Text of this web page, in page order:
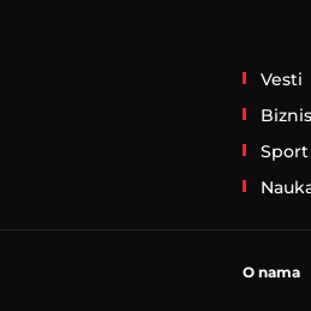
Vesti
Biznis
Sport
O nama